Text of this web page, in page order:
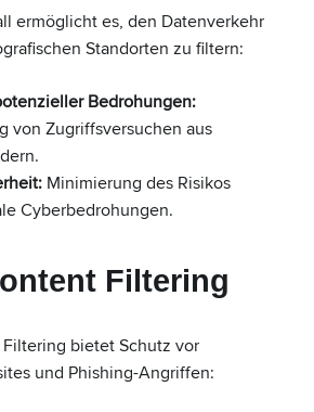
ermöglicht es, den Datenverkehr
Standorten zu filtern:
Bedrohungen:
von Zugriffsversuchen aus
Minimierung des Risikos
Cyberbedrohungen.
Filtering
Filtering bietet Schutz vor
und Phishing-Angriffen: